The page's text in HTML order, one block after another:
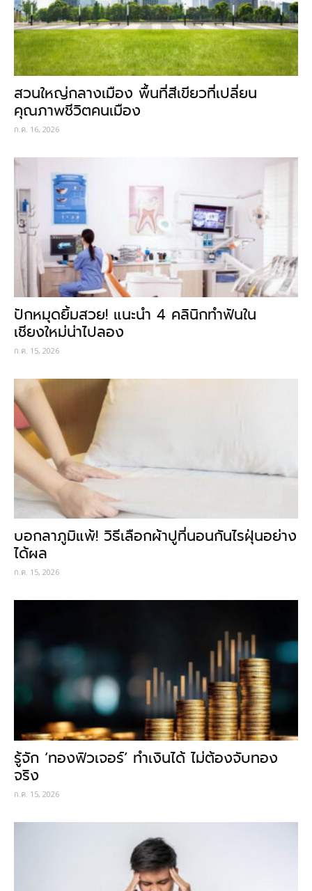
สวนใหญ่กลางเมือง พื้นที่สีเขียวที่เปลี่ยน
คุณภาพชีวิตคนเมือง
ก.ค. 16, 2026
ปักหมุดยิ้มสวย! แนะนำ 4 คลินิกทำฟันใน
เชียงใหม่น่าไปลอง
ก.ค. 15, 2026
บอกลาภูมิแพ้! วิธีเลือกผ้าปูที่นอนกันไรฝุ่นอย่าง
ได้ผล
ก.ค. 15, 2026
รู้จัก ‘ทองฟิวเจอร์’ ทำเงินได้ ไม่ต้องจับทอง
จริง
ก.ค. 15, 2026